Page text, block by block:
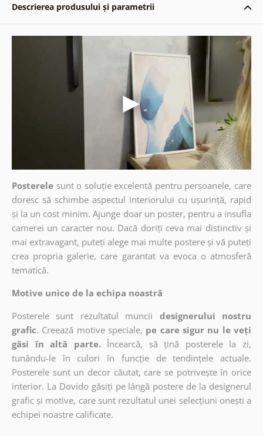
Descrierea produsului și parametrii
Posterele sunt o soluție excelentă pentru persoanele, care
doresc să schimbe aspectul interiorului cu ușurință, rapid
și la un cost minim. Ajunge doar un poster, pentru a insufla
camerei un caracter nou. Dacă doriți ceva mai distinctiv și
mai extravagant, puteți alege mai multe postere și vă puteți
crea propria galerie, care garantat va evoca o atmosferă
tematică.
Motive unice de la echipa noastră
Posterele sunt rezultatul muncii
designerului nostru
grafic. Creează motive speciale, pe care sigur nu le veți
găsi în altă parte. Încearcă, să țină posterele la zi,
tunându-le în culori în funcție de tendințele actuale.
Posterele sunt un decor căutat, care se potrivește în orice
interior. La Dovido găsiți pe lângă postere de la designerul
grafic și motive, care sunt rezultatul unei selecțiuni onești a
echipei noastre calificate.